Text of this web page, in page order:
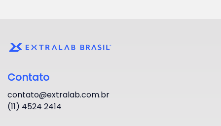
Contato
contato@extralab.com.br
(11) 4524 2414